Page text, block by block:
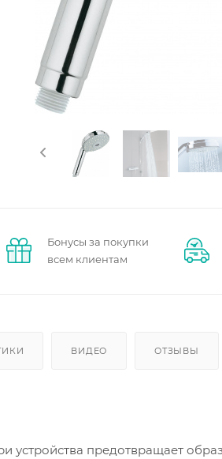
Бонусы за покупки
всем клиентам
ВИДЕО ОТЗЫВЫ
устройства предотвращает